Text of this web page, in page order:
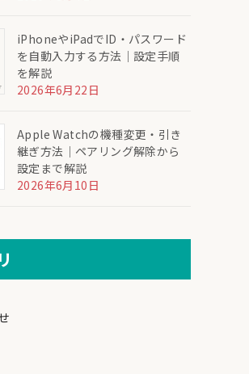
iPhoneやiPadでID・パスワード
を自動入力する方法｜設定手順
を解説
2026年6月22日
Apple Watchの機種変更・引き
継ぎ方法｜ペアリング解除から
設定まで解説
2026年6月10日